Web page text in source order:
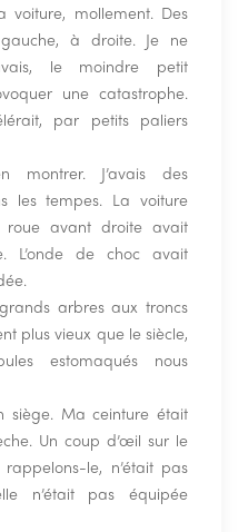
mollement. Des
à droite. Je ne
le moindre petit
une catastrophe.
par petits paliers
montrer. J’avais des
les tempes. La voiture
avant droite avait
L’onde de choc avait
arbres aux troncs
plus vieux que le siècle,
estomaqués nous
siège. Ma ceinture était
Un coup d’œil sur le
le, n’était pas
n’était pas équipée